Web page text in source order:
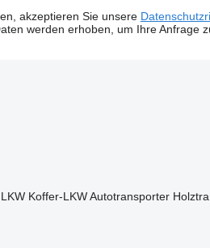
akzeptieren Sie unsere
werden erhoben, um Ihre Anfrage
Koffer-LKW Autotransporter